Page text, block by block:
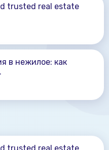
trusted real estate
в нежилое: как
trusted real estate